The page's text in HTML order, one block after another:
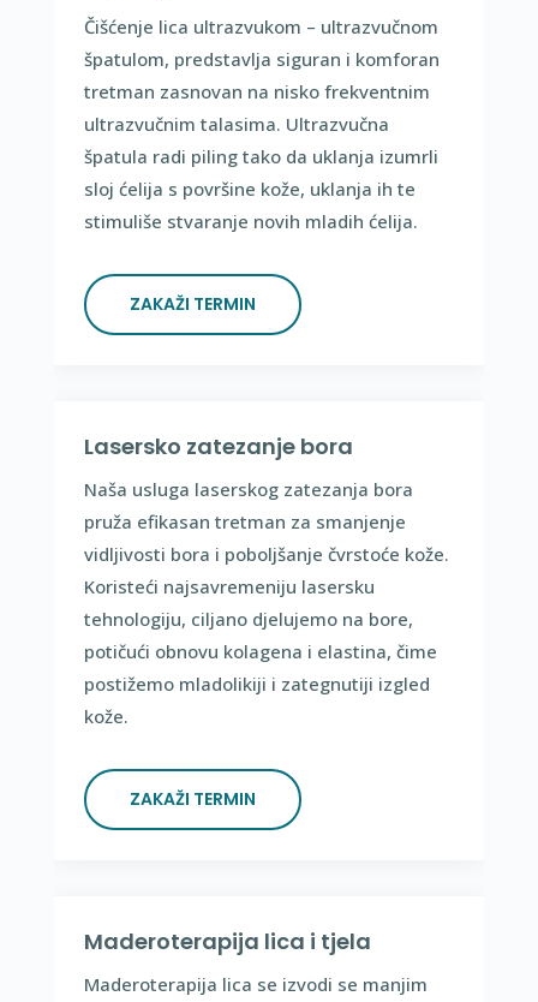
Čišćenje lica ultrazvukom – ultrazvučnom
špatulom, predstavlja siguran i komforan
tretman zasnovan na nisko frekventnim
ultrazvučnim talasima. Ultrazvučna
špatula radi piling tako da uklanja izumrli
sloj ćelija s površine kože, uklanja ih te
stimuliše stvaranje novih mladih ćelija.
ZAKAŽI TERMIN
Lasersko zatezanje bora
Naša usluga laserskog zatezanja bora
pruža efikasan tretman za smanjenje
vidljivosti bora i poboljšanje čvrstoće kože.
Koristeći najsavremeniju lasersku
tehnologiju, ciljano djelujemo na bore,
potičući obnovu kolagena i elastina, čime
postižemo mladolikiji i zategnutiji izgled
kože.
ZAKAŽI TERMIN
Maderoterapija lica i tjela
Maderoterapija lica se izvodi se manjim